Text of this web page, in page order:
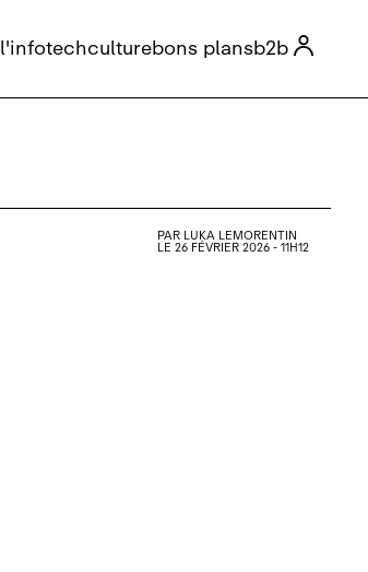

l'infotechculturebons plansb2b
PAR LUKA LEMORENTIN
LE 26 FÉVRIER 2026 - 11H12